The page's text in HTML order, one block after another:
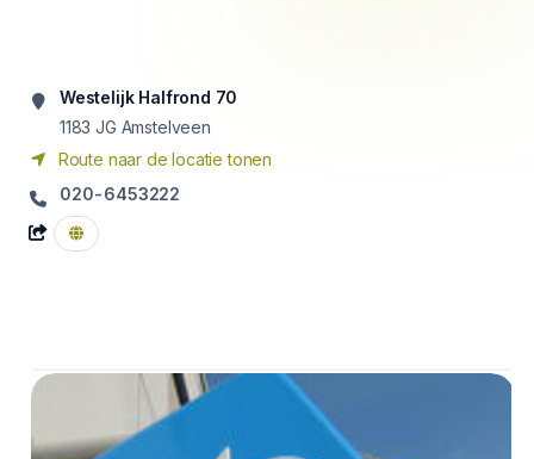
Westelijk Halfrond 70
1183 JG Amstelveen
Route naar de locatie tonen
020-6453222